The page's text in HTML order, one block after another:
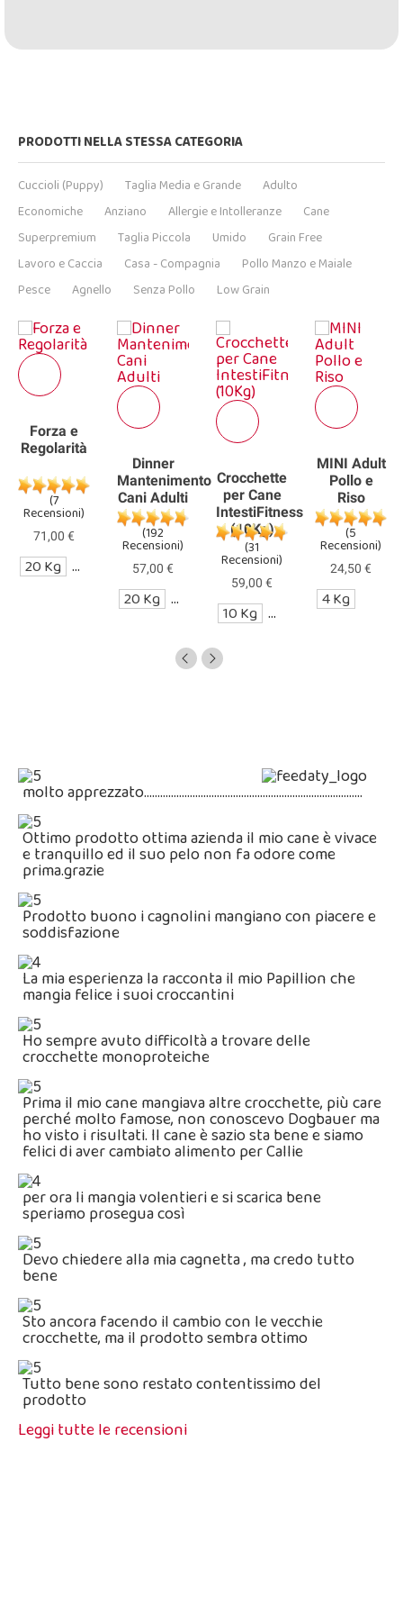
PRODOTTI NELLA STESSA CATEGORIA
Cuccioli (Puppy) Taglia Media e Grande
Adulto
Economiche
Anziano Allergie e Intolleranze
Cane
Superpremium
Taglia Piccola Umido
Grain Free
Lavoro e Caccia
Casa - Compagnia
Pollo Manzo e Maiale
Pesce
Agnello Senza Pollo Low Grain
Forza e
Regolarità
(7
Recensioni)
71,00 €
20 Kg CAMPIONE DA 3kg
Dinner
Mantenimento
Cani Adulti
(192
Recensioni)
57,00 €
20 Kg CAMPIONE DA 3kg
Crocchette
per Cane
IntestiFitness
(10Kg)
(31
Recensioni)
59,00 €
10 Kg CAMPIONE DA 3kg
MINI Adult
Pollo e
Riso
(5
Recensioni)
24,50 €
4 Kg
molto apprezzato...…………………………………………………............……...
Ottimo prodotto ottima azienda il mio cane è vivace
e tranquillo ed il suo pelo non fa odore come
prima.grazie
Prodotto buono i cagnolini mangiano con piacere e
soddisfazione
La mia esperienza la racconta il mio Papillion che
mangia felice i suoi croccantini
Ho sempre avuto difficoltà a trovare delle
crocchette monoproteiche
Prima il mio cane mangiava altre crocchette, più care
perché molto famose, non conoscevo Dogbauer ma
ho visto i risultati. Il cane è sazio sta bene e siamo
felici di aver cambiato alimento per Callie
per ora li mangia volentieri e si scarica bene
speriamo prosegua così
Devo chiedere alla mia cagnetta , ma credo tutto
bene
Sto ancora facendo il cambio con le vecchie
crocchette, ma il prodotto sembra ottimo
Tutto bene sono restato contentissimo del
prodotto
Leggi tutte le recensioni